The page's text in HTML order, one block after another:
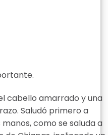
cabello amarrado y una
Saludó primero a
como se saluda a